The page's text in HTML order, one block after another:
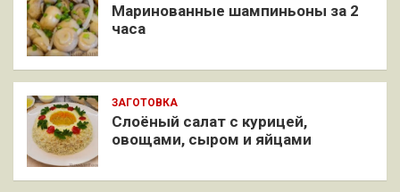
Маринованные шампиньоны за 2
часа
ЗАГОТОВКА
Слоёный салат с курицей,
овощами, сыром и яйцами